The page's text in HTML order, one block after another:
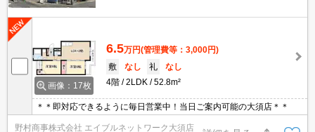
画像：17枚
6.5万円(管理費等：3,000円)
敷
なし 礼
なし
4階
2LDK 52.8m²
＊＊即対応できるように毎日営業中！当日ご案内可能の大須店＊＊
野村商事株式会社 エイブルネットワーク大須店